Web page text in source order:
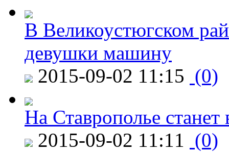
В Великоустюгском
девушки машину
2015-09-02 11:15 (0)
На Ставрополье
2015-09-02 11:11 (0)